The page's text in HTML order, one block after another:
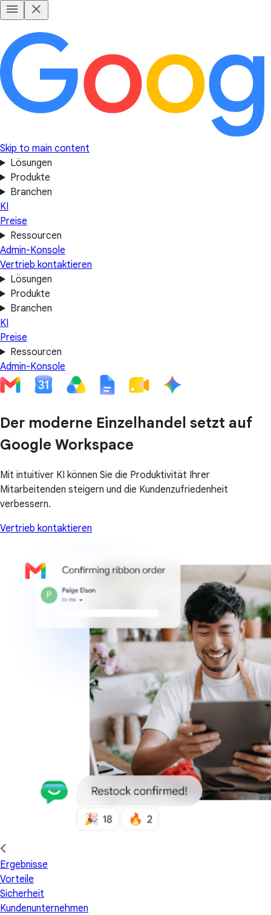
Skip to main content
Lösungen
Produkte
Branchen
KI
Preise
Ressourcen
Admin-Konsole
Vertrieb kontaktieren
Lösungen
Produkte
Branchen
KI
Preise
Ressourcen
Admin-Konsole
Der moderne Einzelhandel setzt auf
Google Workspace
Mit intuitiver KI können Sie die Produktivität Ihrer
Mitarbeitenden steigern und die Kundenzufriedenheit
verbessern.
Vertrieb kontaktieren
Ergebnisse
Vorteile
Sicherheit
Kundenunternehmen